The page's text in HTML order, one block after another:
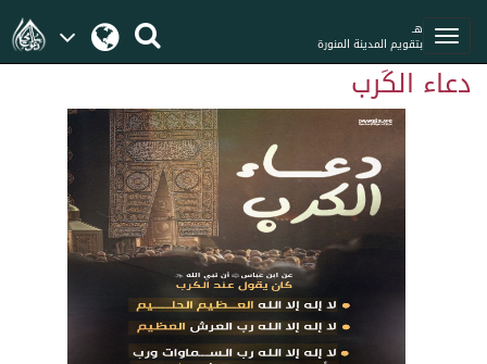
هـ
بتقويم المدينة المنورة
دعاء الكَرب